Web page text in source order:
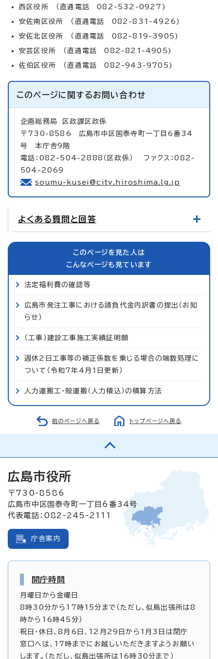
西区役所 （直通電話 082-532-0927)
安佐南区役所 （直通電話 082-831-4926)
安佐北区役所 （直通電話 082-819-3905)
安芸区役所 （直通電話 082-821-4905)
佐伯区役所 （直通電話 082-943-9705)
このページに関するお問い合わせ
企画総務局
区政課区政係
〒730-8586 広島市中区国泰寺町一丁目6番34
号 本庁舎9階
電話：082-504-2888（区政係） ファクス：082-
504-2069
soumu-kusei@city.hiroshima.lg.jp
よくある質問と回答
このページを見た人は
こんなページも見ています
法定福利費の確認等
広島市発注工事における請負代金内訳書の提出（お知
らせ）
（工事）建設工事施工実績証明願
週休2日工事等の補正係数を乗じる場合の端数処理に
ついて（令和7年4月1日更新）
人力運搬工・殻運搬（人力積込）の積算方法
前のページへ戻る トップページへ戻る
広島市役所
〒730-8586
広島市中区国泰寺町一丁目6番34号
代表電話：082-245-2111
庁舎案内
開庁時間
月曜日から金曜日
8時30分から17時15分まで（ただし、似島出張所は8
時から16時45分）
祝日・休日、8月6日、12月29日から1月3日は閉庁
窓口へは、17時までにお越しいただきますようお願い
します。（ただし、似島出張所は16時30分まで）